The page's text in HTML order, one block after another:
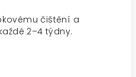
čištění a
2–4 týdny.